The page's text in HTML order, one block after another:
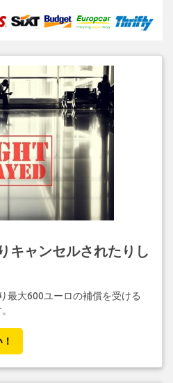
キャンセルされたりし
最大600ユーロの補償を受ける